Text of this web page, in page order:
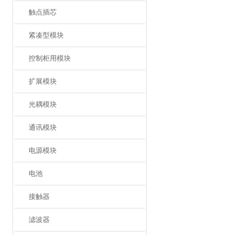
触点插芯
紧凑型模块
控制柜用模块
扩展模块
光耦模块
通讯模块
电源模块
电池
接触器
滤波器